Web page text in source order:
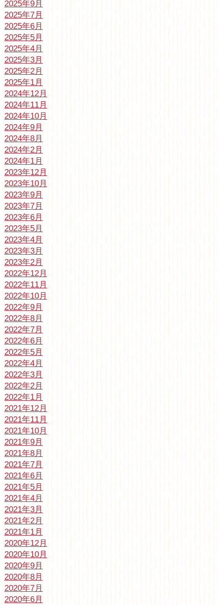
2025年9月
2025年7月
2025年6月
2025年5月
2025年4月
2025年3月
2025年2月
2025年1月
2024年12月
2024年11月
2024年10月
2024年9月
2024年8月
2024年2月
2024年1月
2023年12月
2023年10月
2023年9月
2023年7月
2023年6月
2023年5月
2023年4月
2023年3月
2023年2月
2022年12月
2022年11月
2022年10月
2022年9月
2022年8月
2022年7月
2022年6月
2022年5月
2022年4月
2022年3月
2022年2月
2022年1月
2021年12月
2021年11月
2021年10月
2021年9月
2021年8月
2021年7月
2021年6月
2021年5月
2021年4月
2021年3月
2021年2月
2021年1月
2020年12月
2020年10月
2020年9月
2020年8月
2020年7月
2020年6月